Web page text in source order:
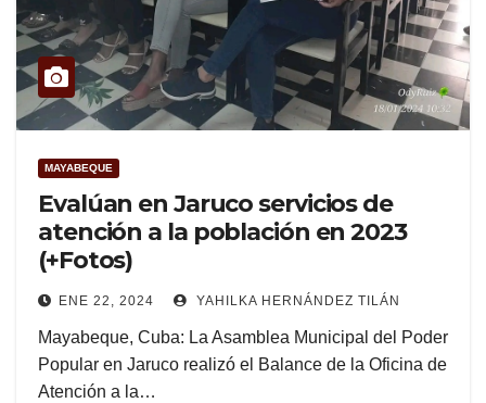
MAYABEQUE
Evalúan en Jaruco servicios de
atención a la población en 2023
(+Fotos)
ENE 22, 2024 YAHILKA HERNÁNDEZ TILÁN
Mayabeque, Cuba: La Asamblea Municipal del Poder
Popular en Jaruco realizó el Balance de la Oficina de
Atención a la…